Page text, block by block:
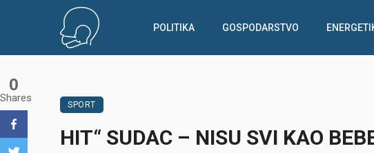
POLITIKA GOSPODARSTVO
SPORT
HIT“ SUDAC – NISU SVI KAO
0
Shares